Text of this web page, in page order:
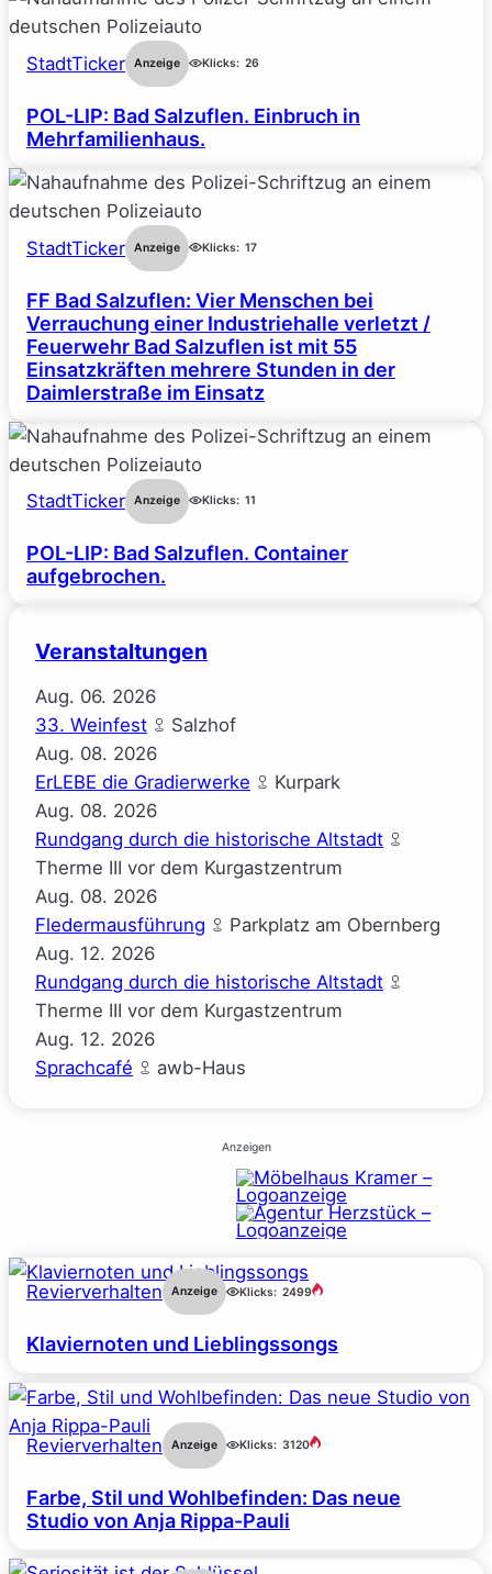
StadtTicker Anzeige Klicks: 26
POL-LIP: Bad Salzuflen. Einbruch in
Mehrfamilienhaus.
StadtTicker Anzeige Klicks: 17
FF Bad Salzuflen: Vier Menschen bei
Verrauchung einer Industriehalle verletzt /
Feuerwehr Bad Salzuflen ist mit 55
Einsatzkräften mehrere Stunden in der
Daimlerstraße im Einsatz
StadtTicker Anzeige Klicks: 11
POL-LIP: Bad Salzuflen. Container
aufgebrochen.
Veranstaltungen
Aug. 06. 2026
33. Weinfest
Salzhof
Aug. 08. 2026
ErLEBE die Gradierwerke
Kurpark
Aug. 08. 2026
Rundgang durch die historische Altstadt
Therme III vor dem Kurgastzentrum
Aug. 08. 2026
Fledermausführung
Parkplatz am Obernberg
Aug. 12. 2026
Rundgang durch die historische Altstadt
Therme III vor dem Kurgastzentrum
Aug. 12. 2026
Sprachcafé
awb-Haus
Anzeigen
Revierverhalten Anzeige Klicks: 2499
Klaviernoten und Lieblingssongs
Revierverhalten Anzeige Klicks: 3120
Farbe, Stil und Wohlbefinden: Das neue
Studio von Anja Rippa-Pauli